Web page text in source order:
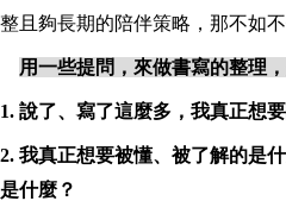
整且夠長期的陪伴策略，那不如不
用一些提問，來做書寫的整理
1. 說了、寫了這麼多，我真正想
2. 我真正想要被懂、被了解的是
是什麼？